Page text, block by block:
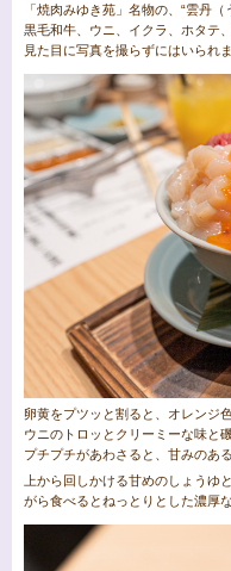
「焼肉みゆき苑」名物の、“雲丹（
黒毛和牛、ウニ、イクラ、ホタテ
見た目に写真を撮らずにはいられ
卵黄をプツッと割ると、オレンジ
ウニのトロッとクリーミーな味と
プチプチがあわさると、甘みのあ
上から回しかける甘めのしょうゆ
がら食べるとねっとりとした濃厚